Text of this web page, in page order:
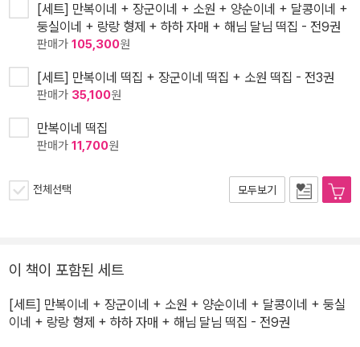
[세트] 만복이네 + 장군이네 + 소원 + 양순이네 + 달콩이네 +
둥실이네 + 랑랑 형제 + 하하 자매 + 해님 달님 떡집 - 전9권
판매가 105,300원
[세트] 만복이네 떡집 + 장군이네 떡집 + 소원 떡집 - 전3권
판매가 35,100원
만복이네 떡집
판매가 11,700원
전체선택 모두보기
이 책이 포함된 세트
[세트] 만복이네 + 장군이네 + 소원 + 양순이네 + 달콩이네 + 둥실
이네 + 랑랑 형제 + 하하 자매 + 해님 달님 떡집 - 전9권